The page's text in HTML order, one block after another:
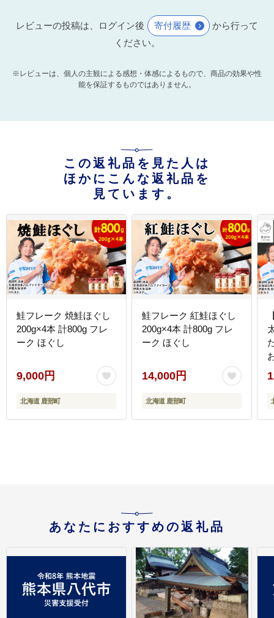
レビューの投稿は、ログイン後 寄付履歴
から行って
ください。
※レビューは、個人の主観による感想・体感によるもので、商品の効果や性
能を保証するものではありません。
この返礼品を見た人は
ほかにこんな返礼品を
見ています。
鮭フレーク 焼鮭ほぐし
200g×4本 計800g フレ
ーク ほぐし
9,000円
北海道 鹿部町
鮭フレーク 紅鮭ほぐし
200g×4本 計800g フレ
ーク ほぐし
14,000円
北海道 鹿部町
あなたにおすすめの返礼品